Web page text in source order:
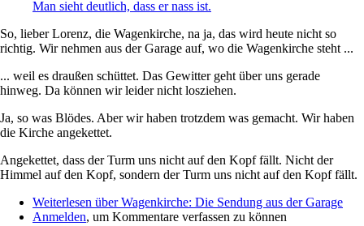
So, lieber Lorenz, die Wagenkirche, na ja, das wird heute nicht so
richtig. Wir nehmen aus der Garage auf, wo die Wagenkirche steht ...
... weil es draußen schüttet. Das Gewitter geht über uns gerade
hinweg. Da können wir leider nicht losziehen.
Ja, so was Blödes. Aber wir haben trotzdem was gemacht. Wir haben
die Kirche angekettet.
Angekettet, dass der Turm uns nicht auf den Kopf fällt. Nicht der
Himmel auf den Kopf, sondern der Turm uns nicht auf den Kopf fällt.
Weiterlesen über Wagenkirche: Die Sendung aus der Garage
Anmelden, um Kommentare verfassen zu können